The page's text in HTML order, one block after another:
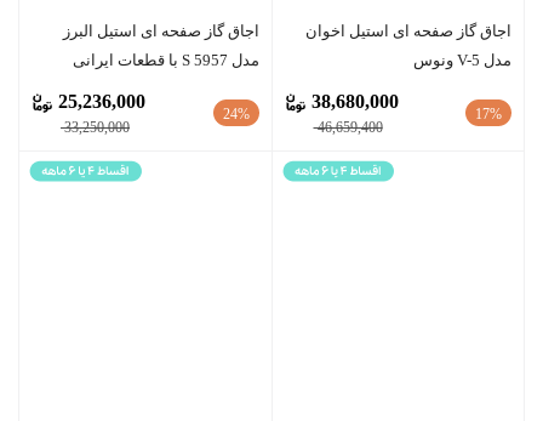
اجاق گاز صفحه ای استیل اخوان
مدل V-5 ونوس
17%
46,659,400
38,680,000
اجاق گاز صفحه ای استیل البرز
مدل S 5957 با قطعات ایرانی
24%
33,250,000
25,236,000